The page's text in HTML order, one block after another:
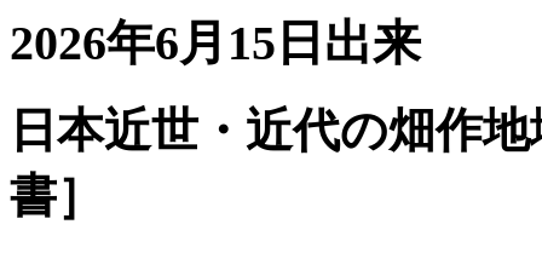
2026年6月15日出来
日本近世・近代の畑作
書］